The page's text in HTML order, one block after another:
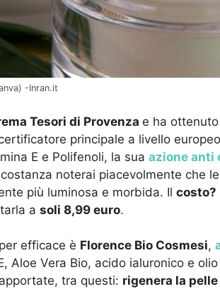
-Inran.it
Tesori di Provenza e ha
principale a livello
E e Polifenoli, la sua azione anti
noterai piacevolmente che
più luminosa e morbida. Il costo?
a soli 8,99 euro.
efficace è Florence Bio Cosmesi,
Aloe Vera Bio, acido ialuronico e
tra questi: rigenera la